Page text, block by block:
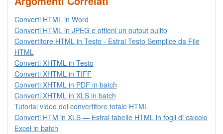
Converti HTML in Word
Converti HTML in JPEG e ottieni un output pulito
Convertitore HTML in Testo - Estrai Testo Semplice da File
HTML
Converti XHTML in Testo
Converti XHTML in TIFF
Converti XHTML in PDF in batch
Converti XHTML in XLS in batch
Tutorial video del convertitore totale HTML
Converti HTM in XLS — Estrai tabelle HTML in fogli di calcolo
Excel in batch